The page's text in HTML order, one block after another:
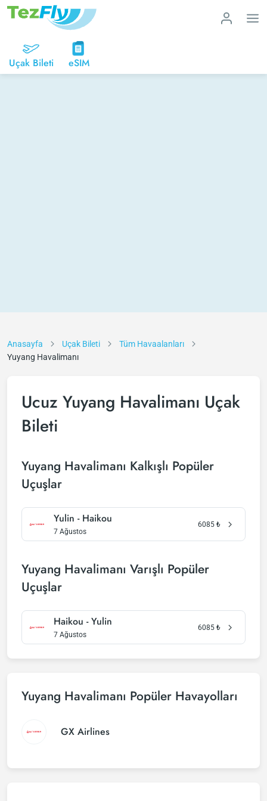
Uçak Bileti eSIM
Anasayfa Uçak Bileti
Tüm Havaalanları
Yuyang Havalimanı
Ucuz Yuyang Havalimanı Uçak
Bileti
Yuyang Havalimanı Kalkışlı Popüler
Uçuşlar
Yulin - Haikou
7 Ağustos
6085 ₺
Yuyang Havalimanı Varışlı Popüler
Uçuşlar
Haikou - Yulin
7 Ağustos
6085 ₺
Yuyang Havalimanı Popüler Havayolları
GX Airlines